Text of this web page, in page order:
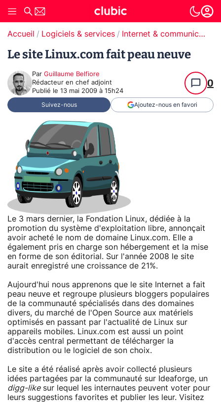
Accueil Logiciels & services Internet & communication
Le site Linux.com fait peau neuve
Par Guillaume Belfiore
Rédacteur en chef adjoint
Publié le 13 mai 2009 à 15h24
0
Suivez-nous Ajoutez-nous en favori
Le 3 mars dernier, la Fondation Linux, dédiée à la
promotion du système d'exploitation libre, annonçait
avoir acheté le nom de domaine Linux.com. Elle a
également pris en charge son hébergement et la mise
en forme de son éditorial. Sur l'année 2008 le site
aurait enregistré une croissance de 21%.
Aujourd'hui nous apprenons que le site Internet a fait
peau neuve et regroupe plusieurs bloggers populaires
de la communauté spécialisés dans des domaines
divers, du marché de l'Open Source aux matériels
optimisés en passant par l'actualité de Linux sur
appareils mobiles. Linux.com est aussi un point
d'accès central permettant de télécharger la
distribution ou le logiciel de son choix.
Le site a été réalisé après avoir collecté plusieurs
idées partagées par la communauté sur Ideaforge, un
digg-likesur lequel les internautes peuvent voter pour
leurs suggestions favorites et publier les leur. Visitez